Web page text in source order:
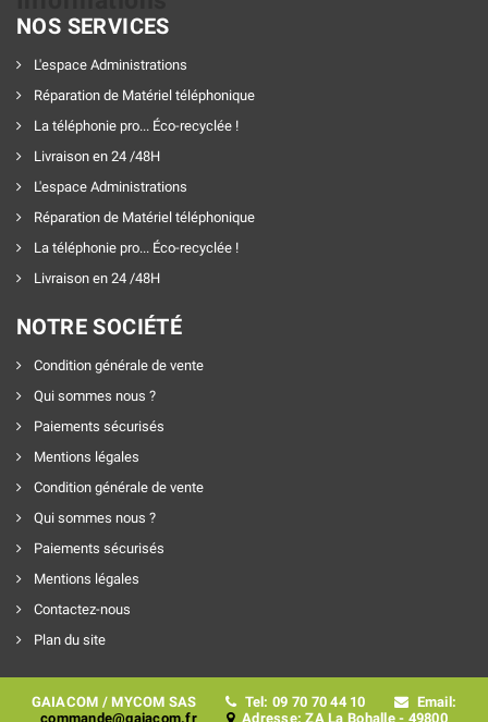
NOS SERVICES
L'espace Administrations
Réparation de Matériel téléphonique
La téléphonie pro... Éco-recyclée !
Livraison en 24 /48H
L'espace Administrations
Réparation de Matériel téléphonique
La téléphonie pro... Éco-recyclée !
Livraison en 24 /48H
NOTRE SOCIÉTÉ
Condition générale de vente
Qui sommes nous ?
Paiements sécurisés
Mentions légales
Condition générale de vente
Qui sommes nous ?
Paiements sécurisés
Mentions légales
Contactez-nous
Plan du site
GAIACOM / MYCOM SAS Tel: 09 70 70 44 10
Email:
commande@gaiacom.fr
Adresse: ZA La Bohalle - 49800